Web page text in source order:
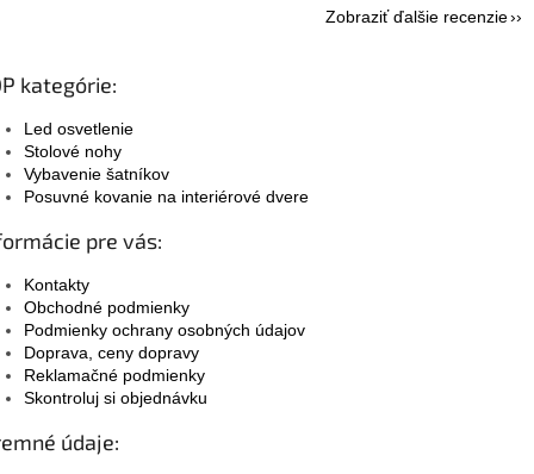
Zobraziť ďalšie recenzie
kategórie:
Led osvetlenie
Stolové nohy
Vybavenie šatníkov
Posuvné kovanie na interiérové dvere
pre vás:
Kontakty
Obchodné podmienky
Podmienky ochrany osobných údajov
Doprava, ceny dopravy
Reklamačné podmienky
Skontroluj si objednávku
údaje: